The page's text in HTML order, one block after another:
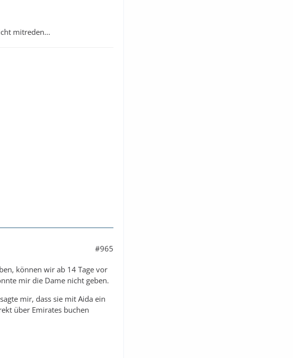
mitreden...
#965
können wir ab 14 Tage vor
mir die Dame nicht geben.
mir, dass sie mit Aida ein
über Emirates buchen